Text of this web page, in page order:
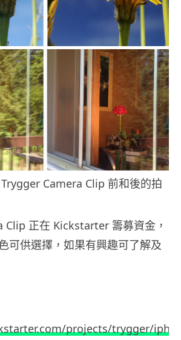
Camera Clip 前和後的拍
Clip 正在 Kickstarter 籌募資金，
可供選擇，如果有興趣可了解及
projects/trygger/